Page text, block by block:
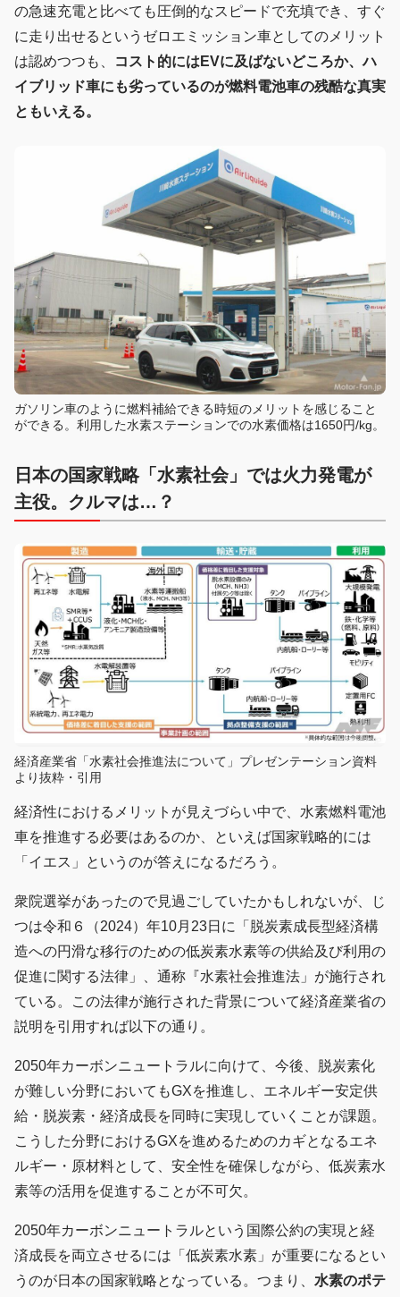
の急速充電と比べても圧倒的なスピードで充填でき、すぐ
に走り出せるというゼロエミッション車としてのメリット
は認めつつも、
コスト的にはEVに及ばないどころか、ハ
イブリッド車にも劣っているのが燃料電池車の残酷な真実
ともいえる。
ガソリン車のように燃料補給できる時短のメリットを感じること
ができる。利用した水素ステーションでの水素価格は1650円/kg。
日本の国家戦略「水素社会」では火力発電が
主役。クルマは…？
経済産業省「水素社会推進法について」プレゼンテーション資料
より抜粋・引用
経済性におけるメリットが見えづらい中で、水素燃料電池
車を推進する必要はあるのか、といえば国家戦略的には
「イエス」というのが答えになるだろう。
衆院選挙があったので見過ごしていたかもしれないが、じ
つは令和６（2024）年10月23日に「脱炭素成長型経済構
造への円滑な移行のための低炭素水素等の供給及び利用の
促進に関する法律」、通称『水素社会推進法」が施行され
ている。この法律が施行された背景について経済産業省の
説明を引用すれば以下の通り。
2050年カーボンニュートラルに向けて、今後、脱炭素化
が難しい分野においてもGXを推進し、エネルギー安定供
給・脱炭素・経済成長を同時に実現していくことが課題。
こうした分野におけるGXを進めるためのカギとなるエネ
ルギー・原材料として、安全性を確保しながら、低炭素水
素等の活用を促進することが不可欠。
2050年カーボンニュートラルという国際公約の実現と経
済成長を両立させるには「低炭素水素」が重要になるとい
うのが日本の国家戦略となっている。つまり、 水素のポテ